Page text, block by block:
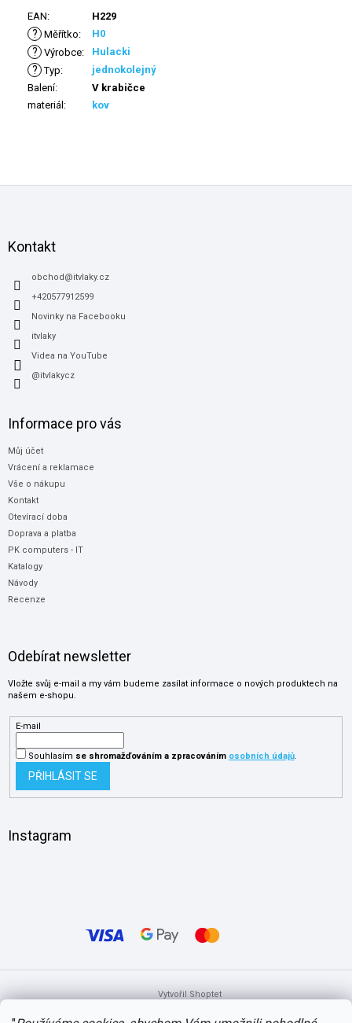
EAN: H229
? Měřítko: H0
? Výrobce: Hulacki
? Typ:
jednokolejný
Balení:
V krabičce
materiál : kov
Kontakt
obchod @itvlaky.cz
+420577912599
Novinky na Facebooku
itvlaky
Videa na YouTube
@itvlakycz
Informace pro vás
Můj účet
Vrácení a reklamace
Vše o nákupu
Kontakt
Otevírací doba
Doprava a platba
PK computers - IT
Katalogy
Návody
Recenze
Odebírat newsletter
Vložte svůj e-mail a my vám budeme zasílat informace o nových produktech na
našem e-shopu.
E-mail
Souhlasím se shromažďováníma zpracováním osobních údajů.
PŘIHLÁSIT SE
Instagram
Vytvořil Shoptet